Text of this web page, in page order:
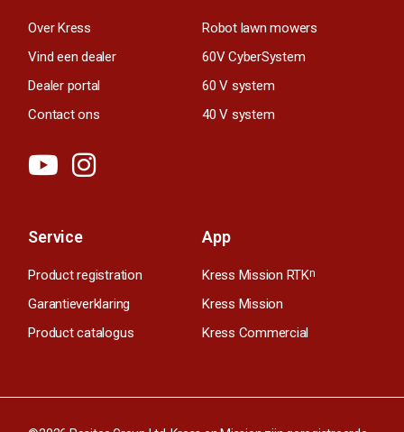
Over Kress
Vind een dealer
Dealer portal
Contact ons
Robot lawn mowers
60V CyberSystem
60 V system
40 V system
Service
Product registration
Garantieverklaring
Product catalogus
App
Kress Mission RTKn
Kress Mission
Kress Commercial